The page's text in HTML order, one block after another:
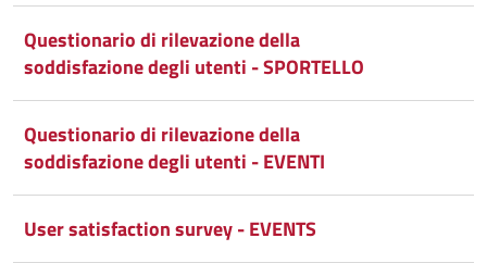
Questionario di rilevazione della
soddisfazione degli utenti - SPORTELLO
Questionario di rilevazione della
soddisfazione degli utenti - EVENTI
User satisfaction survey - EVENTS